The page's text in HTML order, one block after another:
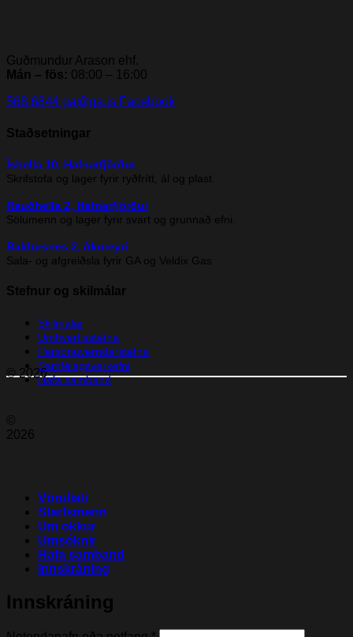
Guðmundur Arason ehf.
Mán – fös: 08:00 – 16:00
568 6844 ga@ga.is Facebook
Staðsetningar
Íshella 10, Hafnarfjörður
Skrifstofa og lager fyrir ryðfrítt, ál og plast.
Rauðhella 2, Hafnarfjörður
Sölumenn og lager fyrir svart og grunnað efni.
Baldursnes 2, Akureyri
Sala- og afgreiðsla fyrir GA og Veldix Gas
Stefnur og skilmálar
Skilmálar
Umhverfisstefna
Persónuverndarstefna
Samfélagsverkefni
Hafa samband
© 2026
©
2026
Vörulisti
Starfsmenn
Um okkur
Umsóknir
Hafa samband
Innskráning
Innskráning